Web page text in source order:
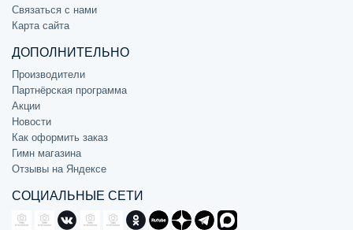
Связаться с нами
Карта сайта
ДОПОЛНИТЕЛЬНО
Производители
Партнёрская программа
Акции
Новости
Как оформить заказ
Гимн магазина
Отзывы на Яндексе
СОЦИАЛЬНЫЕ СЕТИ